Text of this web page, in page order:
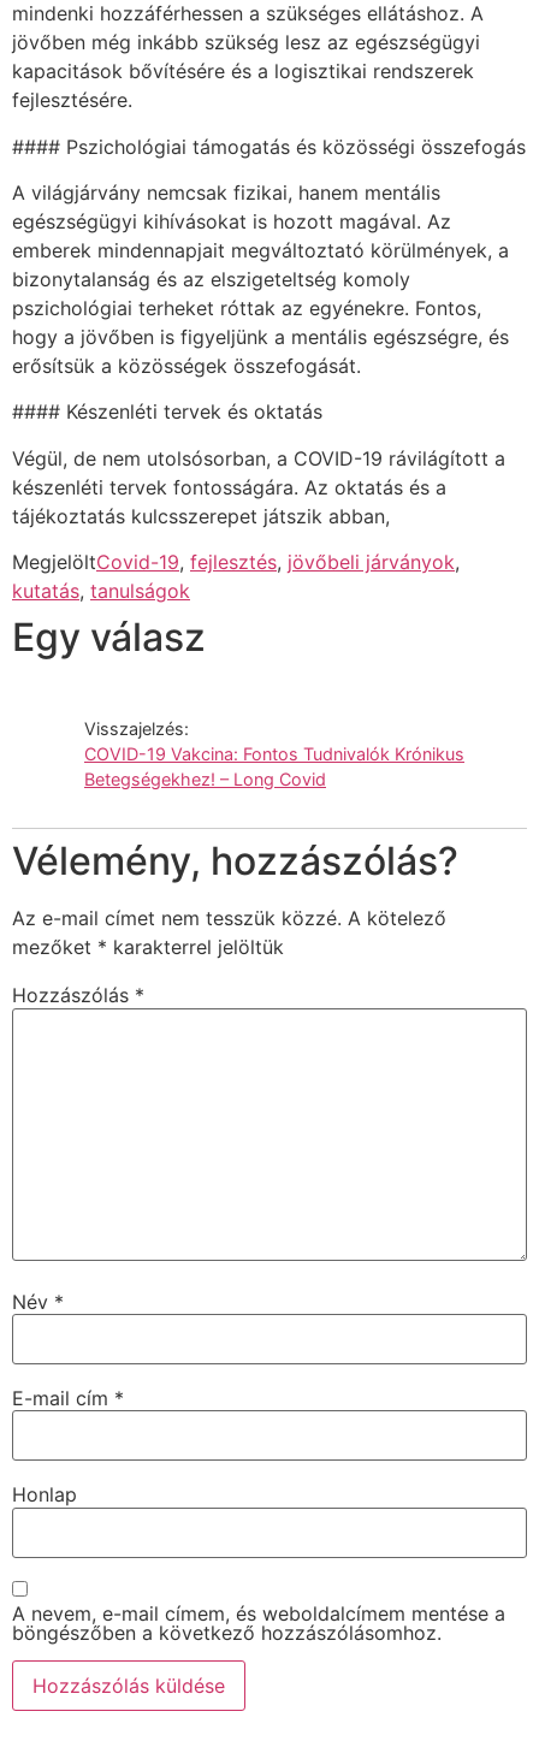
mindenki hozzáférhessen a szükséges ellátáshoz. A
jövőben még inkább szükség lesz az egészségügyi
kapacitások bővítésére és a logisztikai rendszerek
fejlesztésére.
#### Pszichológiai támogatás és közösségi összefogás
A világjárvány nemcsak fizikai, hanem mentális
egészségügyi kihívásokat is hozott magával. Az
emberek mindennapjait megváltoztató körülmények, a
bizonytalanság és az elszigeteltség komoly
pszichológiai terheket róttak az egyénekre. Fontos,
hogy a jövőben is figyeljünk a mentális egészségre, és
erősítsük a közösségek összefogását.
#### Készenléti tervek és oktatás
Végül, de nem utolsósorban, a COVID-19 rávilágított a
készenléti tervek fontosságára. Az oktatás és a
tájékoztatás kulcsszerepet játszik abban,
MegjelöltCovid-19, fejlesztés, jövőbeli járványok,
kutatás, tanulságok
Egy válasz
Visszajelzés:
COVID-19 Vakcina: Fontos Tudnivalók Krónikus
Betegségekhez! – Long Covid
Vélemény, hozzászólás?
Az e-mail címet nem tesszük közzé. A kötelező
mezőket * karakterrel jelöltük
Hozzászólás *
Név *
E-mail cím *
Honlap
A nevem, e-mail címem, és weboldalcímem mentése a
böngészőben a következő hozzászólásomhoz.